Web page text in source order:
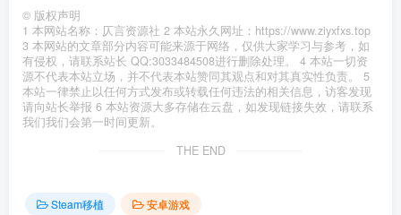
© 版权声明
1 本网站名称：仄言资源社 2 本站永久网址：https://www.ziyxfxs.top
3 本网站的文章部分内容可能来源于网络，仅供大家学习与参考，如
有侵权，请联系站长 QQ:3033484508进行删除处理。 4 本站一切资
源不代表本站立场，并不代表本站赞同其观点和对其真实性负责。 5
本站一律禁止以任何方式发布或转载任何违法的相关信息，访客发现
请向站长举报 6 本站资源大多存储在云盘，如发现链接失效，请联系
我们我们会第一时间更新。
THE END
Steam移植
安卓游戏